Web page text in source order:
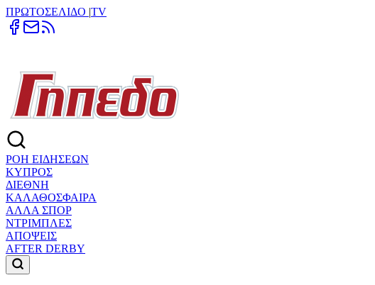
ΠΡΩΤΟΣΕΛΙΔΟ |TV
ΡΟΗ ΕΙΔΗΣΕΩΝ
ΚΥΠΡΟΣ
ΔΙΕΘΝΗ
ΚΑΛΑΘΟΣΦΑΙΡΑ
ΑΛΛΑ ΣΠΟΡ
ΝΤΡΙΜΠΛΕΣ
ΑΠΟΨΕΙΣ
AFTER DERBY